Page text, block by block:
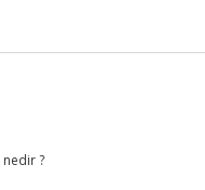
nedir ?